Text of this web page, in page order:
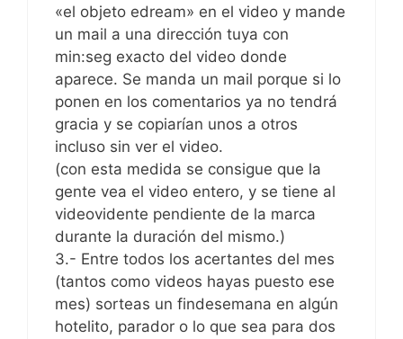
«el objeto edream» en el video y mande
un mail a una dirección tuya con
min:seg exacto del video donde
aparece. Se manda un mail porque si lo
ponen en los comentarios ya no tendrá
gracia y se copiarían unos a otros
incluso sin ver el video.
(con esta medida se consigue que la
gente vea el video entero, y se tiene al
videovidente pendiente de la marca
durante la duración del mismo.)
3.- Entre todos los acertantes del mes
(tantos como videos hayas puesto ese
mes) sorteas un findesemana en algún
hotelito, parador o lo que sea para dos